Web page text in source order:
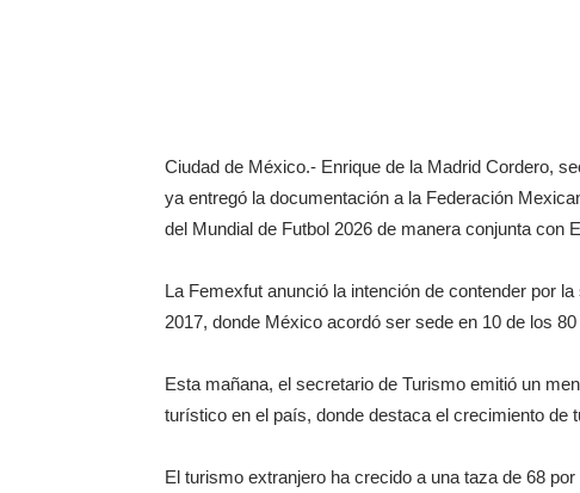
Ciudad de México.- Enrique de la Madrid Cordero,
ya entregó la documentación a la Federación
del Mundial de Futbol 2026 de manera conjunta con
La Femexfut anunció la intención de contender por
2017, donde México acordó ser sede en 10 de los
Esta mañana, el secretario de Turismo emitió un
turístico en el país, donde destaca el crecimiento de
El turismo extranjero ha crecido a una taza de 68